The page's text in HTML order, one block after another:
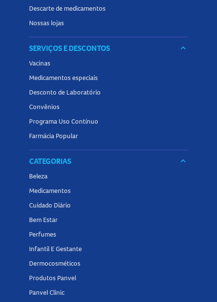
Descarte de medicamentos
Nossas lojas
SERVIÇOS E DESCONTOS keyboard_arrow_down
Vacinas
Medicamentos especiais
Desconto de Laboratório
Convênios
Programa Uso Contínuo
Farmácia Popular
CATEGORIAS keyboard_arrow_down
Beleza
Medicamentos
Cuidado Diário
Bem Estar
Perfumes
Infantil E Gestante
Dermocosméticos
Produtos Panvel
Panvel Clinic